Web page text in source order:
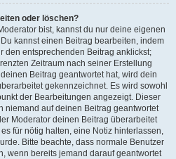
oder löschen?
bist, kannst du nur deine eigenen
kannst einen Beitrag bearbeiten, indem
den entsprechenden Beitrag anklickst;
Zeitraum nach seiner Erstellung
Beitrag geantwortet hat, wird dein
gekennzeichnet. Es wird sowohl
der Bearbeitungen angezeigt. Dieser
niemand auf deinen Beitrag geantwortet
Moderator deinen Beitrag überarbeitet
für nötig halten, eine Notiz hinterlassen,
Bitte beachte, dass normale Benutzer
wenn bereits jemand darauf geantwortet